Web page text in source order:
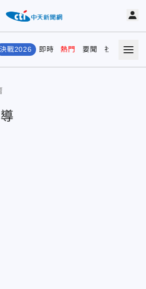
決戰2026 即時 熱門 要聞 社會 娛樂